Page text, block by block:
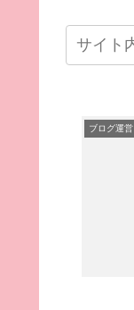
ブログ運営